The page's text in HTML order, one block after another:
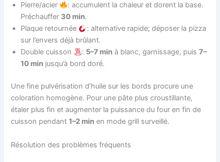
Pierre/acier
: accumulent la chaleur et dorent la base.
Préchauffer 30 min.
Plaque retournée
: alternative rapide; déposer la pizza
sur l’envers déjà brûlant.
Double cuisson
: 5–7 min à blanc, garnissage, puis7–
10 min jusqu’à bord doré.
Une fine pulvérisation d’huile sur les bords procure une
coloration homogène. Pour une pâte plus croustillante,
étaler plus fin et augmenter la puissance du four en fin de
cuisson pendant1–2 min en mode grill surveillé.
Résolution des problèmes fréquents